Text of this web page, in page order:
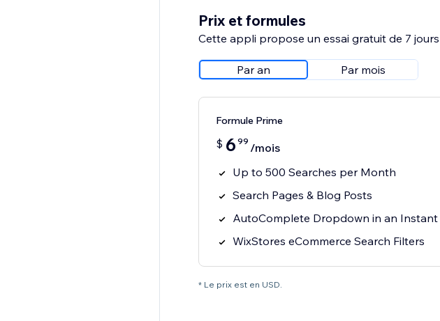
Prix et formules
Cette appli propose un essai gratuit de 7 jours
Par an Par mois
Formule Prime
$ 6 99 /mois
Up to 500 Searches per Month
Search Pages & Blog Posts
AutoComplete Dropdown in an Instant
WixStores eCommerce Search Filters
* Le prix est en USD.